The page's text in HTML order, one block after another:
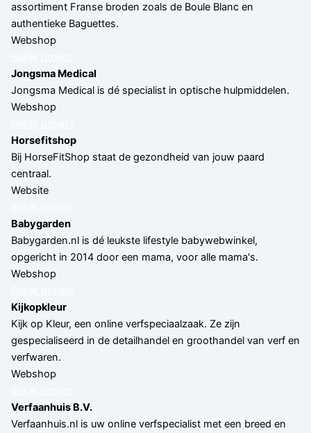
assortiment Franse broden zoals de Boule Blanc en
authentieke Baguettes.
Webshop
Jongsma Medical
Jongsma Medical is dé specialist in optische hulpmiddelen.
Webshop
Horsefitshop
Bij HorseFitShop staat de gezondheid van jouw paard
centraal.
Website
Babygarden
Babygarden.nl is dé leukste lifestyle babywebwinkel,
opgericht in 2014 door een mama, voor alle mama's.
Webshop
Kijkopkleur
Kijk op Kleur, een online verfspeciaalzaak. Ze zijn
gespecialiseerd in de detailhandel en groothandel van verf en
verfwaren.
Webshop
Verfaanhuis B.V.
Verfaanhuis.nl is uw online verfspecialist met een breed en